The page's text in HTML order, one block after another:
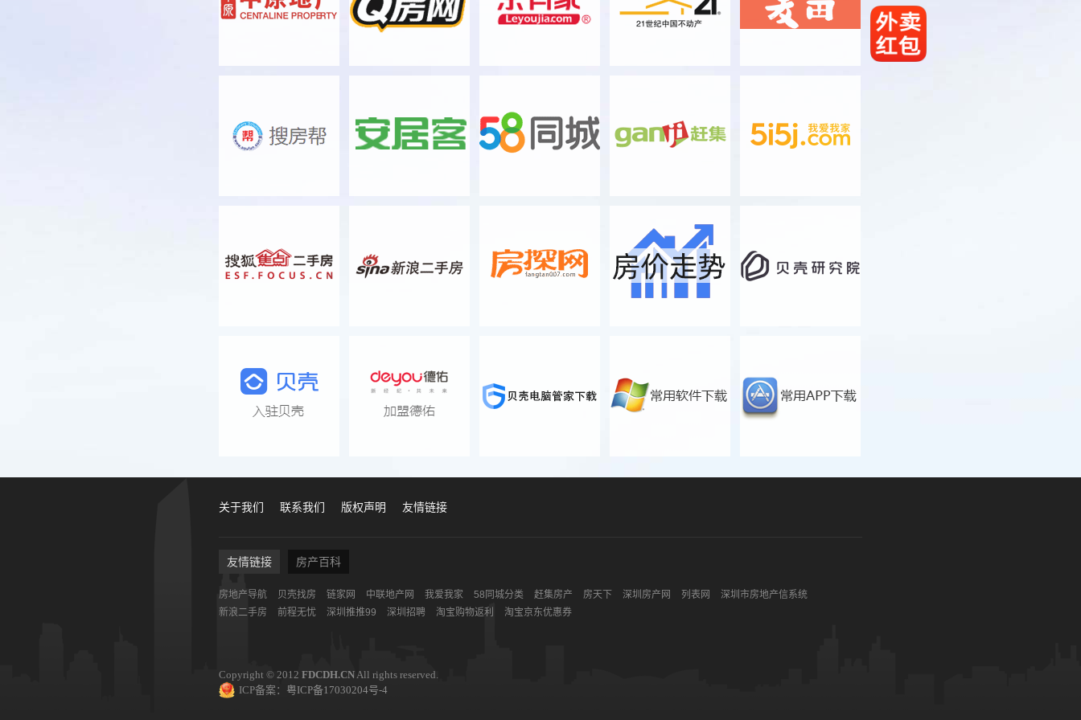
关于我们 联系我们 版权声明 友情链接
友情链接 房产百科
房地产导航 贝壳找房 链家网 中联地产网 我爱我家 58同城分类 赶集房产 房天下 深圳房产网 列表网
深圳市房地产信系统
新浪二手房
前程无忧 深圳推推99 深圳招聘 淘宝购物返利 淘宝京东优惠券
Copyright © 2012 FDCDH.CNAll rights reserved.
ICP备案： 粤ICP备17030204号-4